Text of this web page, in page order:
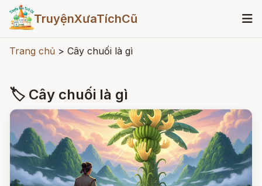
TruyệnXưaTíchCũ
Trang chủ > Cây chuối là gì
🏷 Cây chuối là gì